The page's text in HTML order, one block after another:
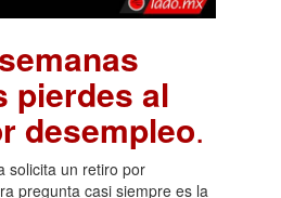
pierdes al
desempleo.
solicita un retiro por
pregunta casi siempre es la